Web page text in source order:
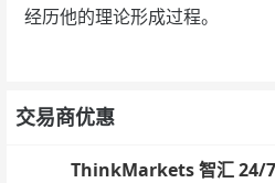
经历他的理论形成过程。
交易商优惠
ThinkMarkets 智汇 24/